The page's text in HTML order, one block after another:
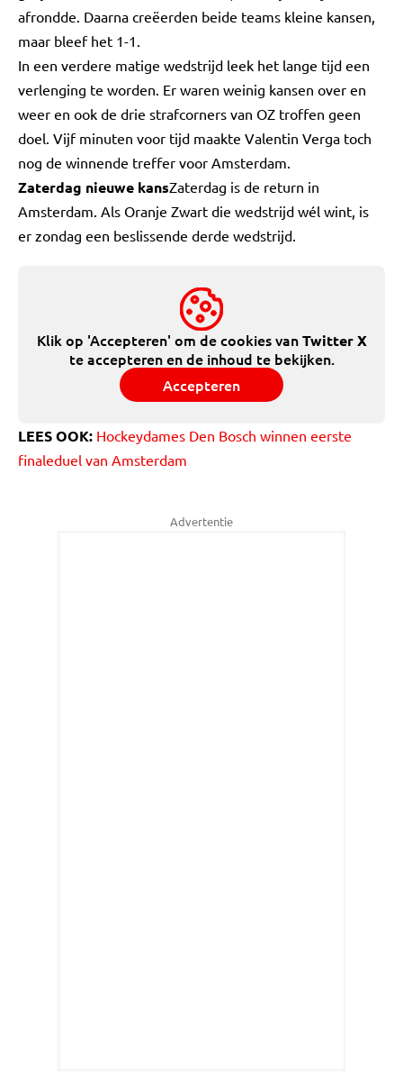
afrondde. Daarna creëerden beide teams kleine kansen,
maar bleef het 1-1.
In een verdere matige wedstrijd leek het lange tijd een
verlenging te worden. Er waren weinig kansen over en
weer en ook de drie strafcorners van OZ troffen geen
doel. Vijf minuten voor tijd maakte Valentin Verga toch
nog de winnende treffer voor Amsterdam.
Zaterdag nieuwe kansZaterdag is de return in
Amsterdam. Als Oranje Zwart die wedstrijd wél wint, is
er zondag een beslissende derde wedstrijd.
Klik op 'Accepteren' om de cookies vanTwitter X
te accepteren en de inhoud te bekijken.
Accepteren
LEES OOK: Hockeydames Den Bosch winnen eerste
finaleduel van Amsterdam
Advertentie